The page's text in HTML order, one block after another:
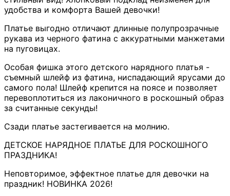
удобства и комфорта Вашей девочки!
Платье выгодно отличают длинные полупрозрачные
рукава из черного фатина с аккуратными манжетами
на пуговицах.
Особая фишка этого детского нарядного платья -
съемный шлейф из фатина, ниспадающий ярусами до
самого пола! Шлейф крепится на поясе и позволяет
перевоплотиться из лаконичного в роскошный образ
за считанные секунды!
Сзади платье застегивается на молнию.
ДЕТСКОЕ НАРЯДНОЕ ПЛАТЬЕ ДЛЯ РОСКОШНОГО
ПРАЗДНИКА!
Неповторимое, эффектное платье для девочки на
праздник! НОВИНКА 2026!